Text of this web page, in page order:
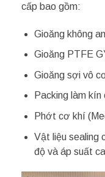
cấp bao gồm:
Gioăng không
Gioăng PTFE
Gioăng sợi vô
Packing làm
Phớt cơ khí
Vật liệu sealing
độ và áp suất